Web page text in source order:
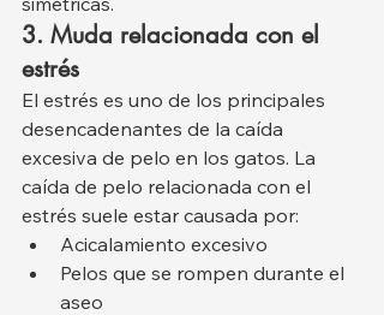
3. Muda relacionada con el
estrés
El estrés es uno de los principales
desencadenantes de la caída
excesiva de pelo en los gatos. La
caída de pelo relacionada con el
estrés suele estar causada por:
Acicalamiento excesivo
Pelos que se rompen durante el
aseo